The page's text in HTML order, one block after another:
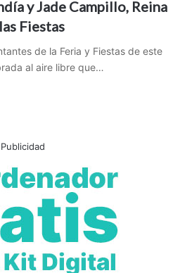
y Jade Campillo, Reina
Fiestas
de la Feria y Fiestas de este
al aire libre que…
Publicidad